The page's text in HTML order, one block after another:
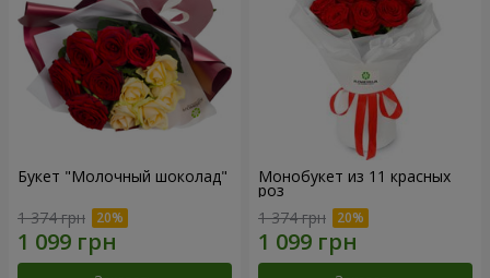
Букет "Молочный шоколад"
1 374 грн
Монобукет из 11 красных
роз
1 374 грн